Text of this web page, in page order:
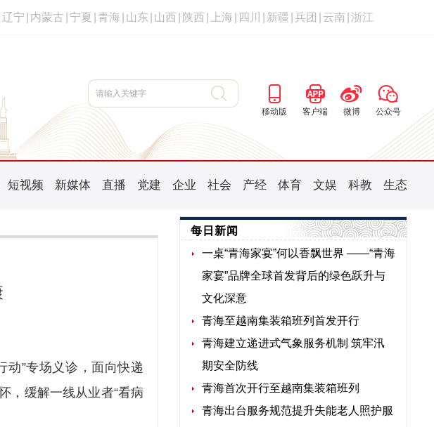
辽宁 内蒙古 宁夏 青海 山东 山西 陕西 上海 四川 新疆 兵团 云南 浙江
移动版 客户端 微博 公众号
短视频 新媒体 直播 党建 企业 社会 产经 体育 文娱 科教 生态
”专场义诊，面向快递
，缓解一线从业者“看病
每日新闻
一桌“青海家宴”何以香飘世界 ——“青海
家宴”品牌全球首发背后的绿色跃升与
文化深意
青海至越南集装箱班列首发开行
青海建立递进式气象服务机制 筑牢汛
期安全防线
青海首次开行至越南集装箱班列
青海出台服务规范提升失能老人照护服